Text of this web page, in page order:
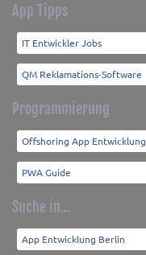
App Tipps
IT Entwickler Jobs
QM Reklamations-Software
Programmierung
Offshoring App Entwicklung
PWA Guide
Suche in...
App Entwicklung Berlin